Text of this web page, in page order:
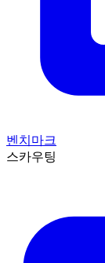
벤치마크
스카우팅